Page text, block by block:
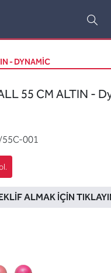
- DYNAMIC
55 CM ALTIN -
55C-001
ALMAK İÇIN